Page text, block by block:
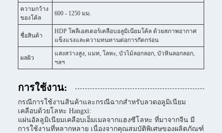
ความกว้าง
ของโค้ล
600 - 1250 มม.
ชื่อสินค้า
HDP โพลีเอสเตอร์เคลือบอลูมิเนียมโค้ล ด้วยสภาพอากาศ
แข็งแรงและความทนทานต่อการกัดกร่อน
ผลผิว
แสงสว่างสูง, แมท, โลหะ, บัวไม้ลอกลอก, บัวหินลอกลอก,
ฯลฯ
การใช้งาน:
กรณีการใช้งานสินค้าและกรณีฉากสําหรับลวดอลูมิเนียม
เคลือบด้วยโลหะ Hangxi:
แผ่นอัลลูมิเนียมเคลือบเอ็มเมลจากแฮงซีโลหะ ที่มาจากจีน มี
การใช้งานที่หลากหลาย เนื่องจากคุณสมบัติพิเศษของผลิตภัณฑ์